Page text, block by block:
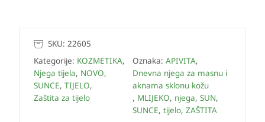
SKU: 22605
Kategorije: KOZMETIKA,
Njega tijela, NOVO,
SUNCE, TIJELO,
Zaštita za tijelo
Oznaka: APIVITA,
Dnevna njega za masnu i
aknama sklonu kožu
, MLIJEKO, njega, SUN,
SUNCE, tijelo, ZAŠTITA